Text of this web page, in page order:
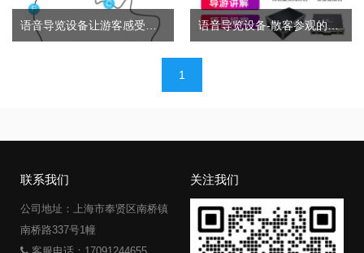
语音导览设备-散客参观的好帮手
1
联系我们
公司地址：上海市奉贤区南桥镇
南桥路337号1幢
关注我们